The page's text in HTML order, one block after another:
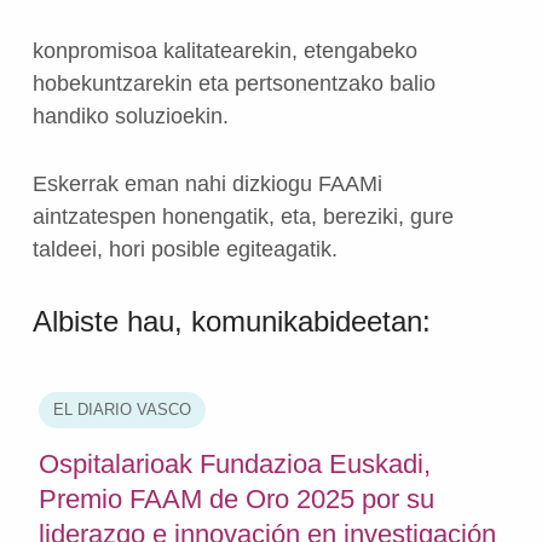
konpromisoa kalitatearekin, etengabeko
hobekuntzarekin eta pertsonentzako balio
handiko soluzioekin.
Eskerrak eman nahi dizkiogu FAAMi
aintzatespen honengatik, eta, bereziki, gure
taldeei, hori posible egiteagatik.
Albiste hau, komunikabideetan:
EL DIARIO VASCO
Ospitalarioak Fundazioa Euskadi,
Premio FAAM de Oro 2025 por su
liderazgo e innovación en investigación